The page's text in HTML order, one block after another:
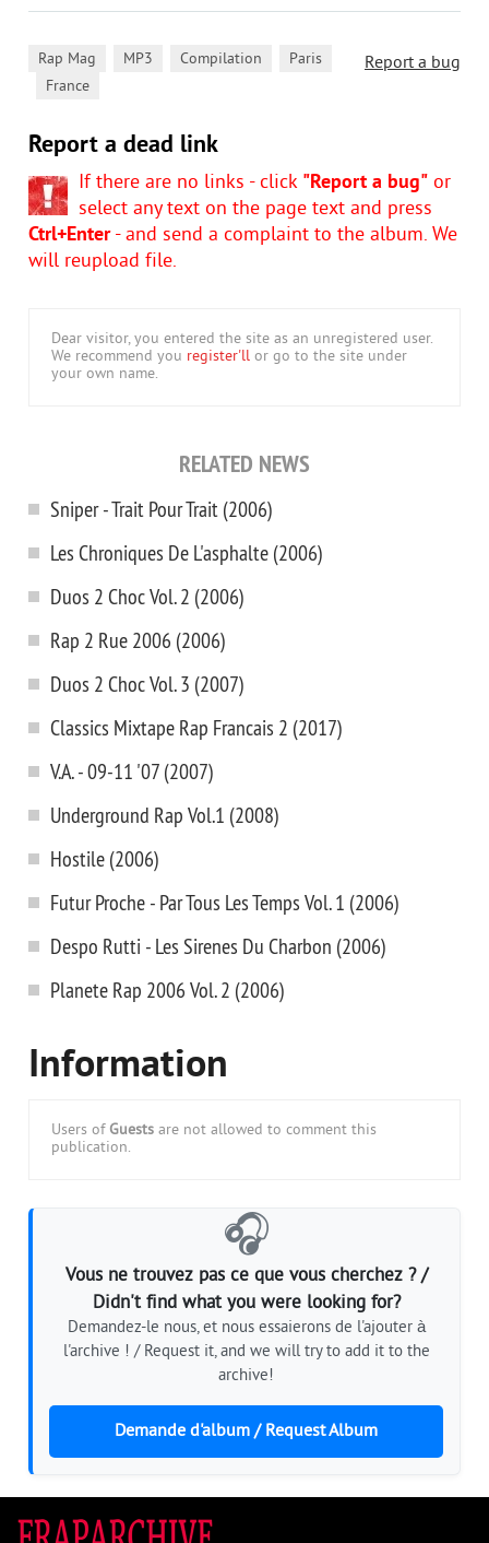
Report a bug
Rap Mag MP3 Compilation Paris
France
Report a dead link
If there are no links - click "Report a bug" or
select any text on the page text and press
Ctrl+Enter- and send a complaint to the album. We
will reupload file.
Dear visitor, you entered the site as an unregistered user.
We recommend you register'll or go to the site under
your own name.
RELATED NEWS
Sniper - Trait Pour Trait (2006)
Les Chroniques De L'asphalte (2006)
Duos 2 Choc Vol. 2 (2006)
Rap 2 Rue 2006 (2006)
Duos 2 Choc Vol. 3 (2007)
Classics Mixtape Rap Francais 2 (2017)
V.A. - 09-11 '07 (2007)
Underground Rap Vol.1 (2008)
Hostile (2006)
Futur Proche - Par Tous Les Temps Vol. 1 (2006)
Despo Rutti - Les Sirenes Du Charbon (2006)
Planete Rap 2006 Vol. 2 (2006)
Information
Users of Guests are not allowed to comment this
publication.
🎧
Vous ne trouvez pas ce que vous cherchez ? /
Didn't find what you were looking for?
Demandez-le nous, et nous essaierons de l'ajouter à
l'archive ! / Request it, and we will try to add it to the
archive!
Demande d'album / Request Album